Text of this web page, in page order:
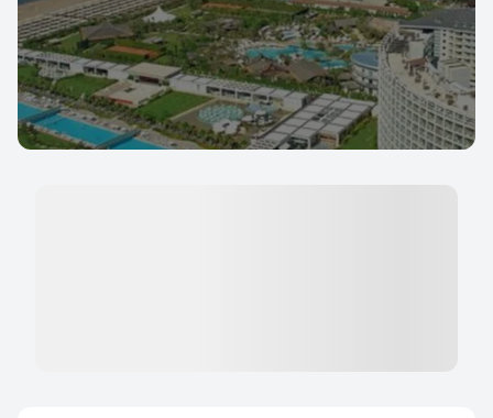
Aksu Araç Kiralama